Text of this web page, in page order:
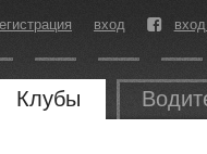
вход
Клубы